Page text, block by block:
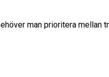
man prioritera mellan